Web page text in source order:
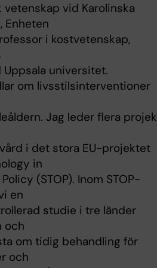
vid Karolinska
Enheten
i kostvetenskap,
universitet.
om livsstilsinterventioner
Jag leder flera
i det stora EU-projektet
in
(STOP). Inom STOP-
en
studie i tre länder
och
om tidig behandling för
och